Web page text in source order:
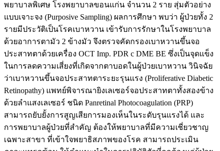
พยาบาลพิเศษ โรงพยาบาลขอนแก่น จำนวน 2 ราย สุ่มตัวอย่าง
แบบเจาะจง (Purposive Sampling) ผลการศึกษา พบว่า ผู้ป่วยทั้ง 2
รายมีประวัติเป็นโรคเบาหวาน เข้ารับการรักษาในโรงพยาบาล
ด้วยอาการตามัว 2 ข้างมัว จึงตรวจคัดกรองเบาหวานขึ้นจอ
ประสาทตาด้วยเครื่อง OCT Imp. PDR c DME BE ซึ่งเป็นจุดแข็ง
ในการลดความเสี่ยงที่เกิดจากตาบอดในผู้ป่วยเบาหวาน วินิจฉัย
ว่าเบาหวานขึ้นจอประสาทตาระยะรุนแรง (Proliferative Diabetic
Retinopathy) แพทย์พิจารณายิงเลเซอร์จอประสาทตาทั้งสองข้าง
ด้วยลำแสงเลเซอร์ ชนิด Panretinal Photocoagulation (PRP)
สามารถยับยั้งการสูญเสียการมองเห็นในระดับรุนแรงได้ และ
การพยาบาลผู้ป่วยที่สำคัญ ต้องให้พยาบาลที่มีความเชี่ยวชาญ
เฉพาะสาขา ที่เข้าใจพยาธิสภาพของโรค สามารถประเมิน